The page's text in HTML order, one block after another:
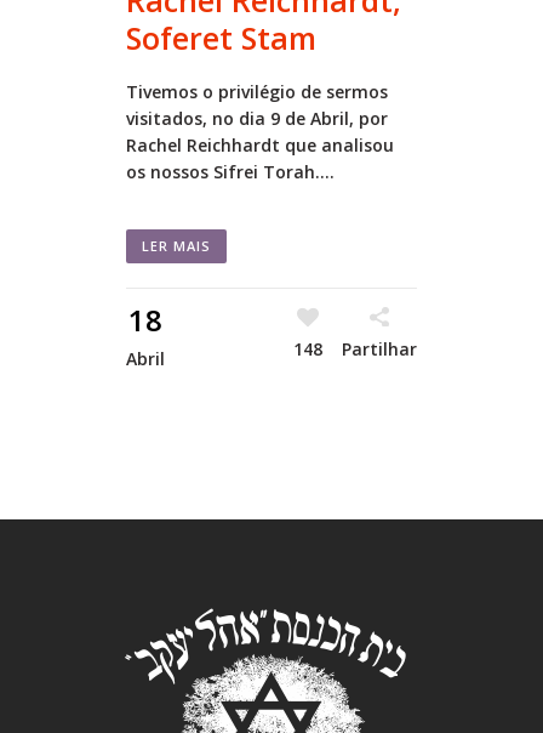
Soferet Stam
Tivemos o privilégio de sermos
visitados, no dia 9 de Abril, por
Rachel Reichhardt que analisou
os nossos Sifrei Torah....
LER MAIS
18
Abril 148 Partilhar